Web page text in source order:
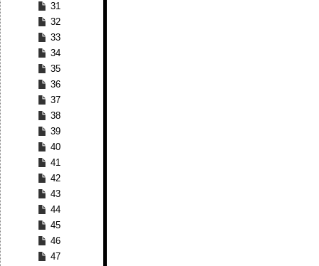
31
32
33
34
35
36
37
38
39
40
41
42
43
44
45
46
47